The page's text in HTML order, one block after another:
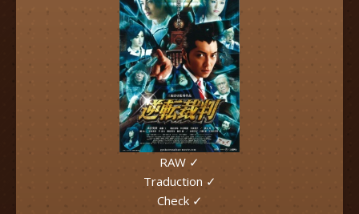
RAW ✓
Traduction ✓
Check ✓